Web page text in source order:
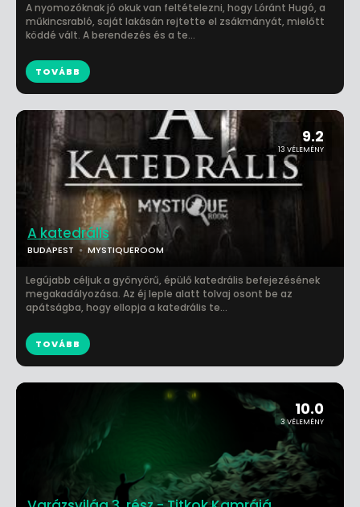
9.2
13 VÉLEMÉNY
A katedrális
BUDAPEST MYSTIQUEROOM
Legújabb céljuk a gyönyörű, épülő katedrális befejezésének
megakadályozása. Az éj leple alatt tolvaj osont be az
apátságba, hogy ellopja a katedrális te...
TOVÁBB
A nyomozóknak jó okuk van feltételezni, hogy Lóránt Hugó, a
műkincsrabló, saját lakásán rejtette el zsákmányát, mielőtt
köddé vált. A berendezés és a te...
TOVÁBB
10.0
3 VÉLEMÉNY